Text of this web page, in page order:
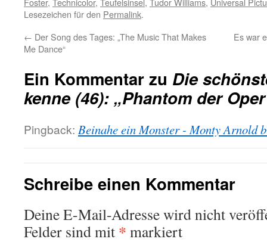
Lesezeichen für den Permalink.
← Der Song des Tages: „The Music That Makes
Me Dance“
Es war
Ein Kommentar zu Die
kenne (46): „Phantom der
Pingback: Beinahe ein Monster - Monty Arnold
Schreibe einen Kommentar
Deine E-Mail-Adresse wird nicht
Felder sind mit * markiert